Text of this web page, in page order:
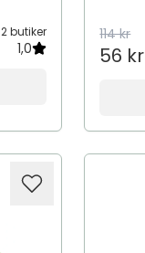
2 butiker
1,0
114 kr
56 kr